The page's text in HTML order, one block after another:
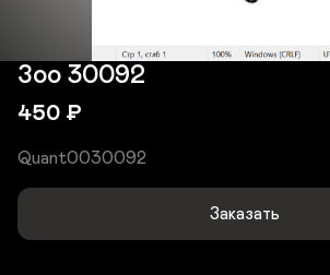
Зоо 30092
450 ₽
Quant0030092
Заказать